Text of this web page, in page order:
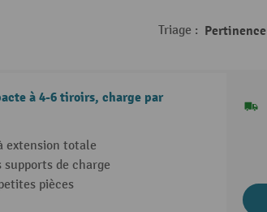
Triage : Pertinence
à 4-6 tiroirs, charge par
extension totale
de charge
pièces